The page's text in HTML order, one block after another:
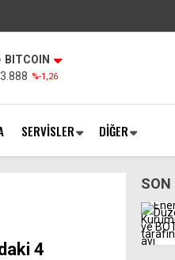
BITCOIN
%-1,26
SERVİSLER DİĞER
4
SON